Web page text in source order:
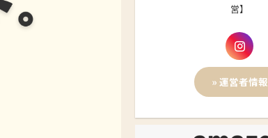
営】
» 運営者情報